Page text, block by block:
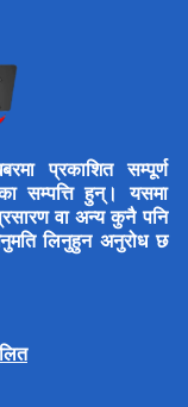
प्रकाशित सम्पूर्ण
सम्पत्ति हुन्। यसमा
वा अन्य कुनै पनि
लिनुहुन अनुरोध छ